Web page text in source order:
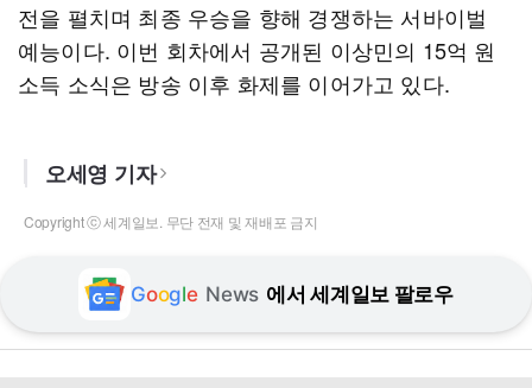
전을 펼치며 최종 우승을 향해 경쟁하는 서바이벌
예능이다. 이번 회차에서 공개된 이상민의 15억 원
소득 소식은 방송 이후 화제를 이어가고 있다.
오세영 기자
Copyright ⓒ 세계일보. 무단 전재 및 재배포 금지
Google News 에서 세계일보 팔로우